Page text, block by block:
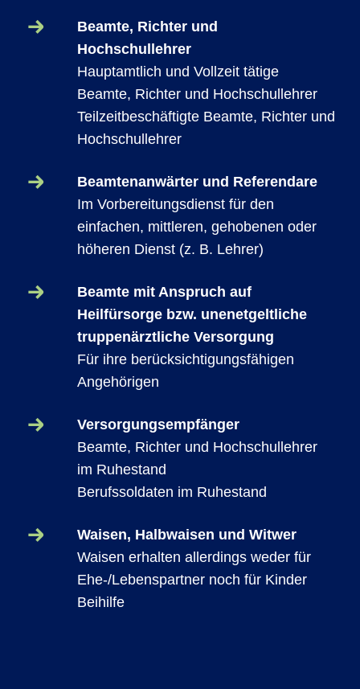
Beamte, Richter und
Hochschullehrer
Hauptamtlich und Vollzeit tätige
Beamte, Richter und Hochschullehrer
Teilzeitbeschäftigte Beamte, Richter und
Hochschullehrer
Beamtenanwärter und Referendare
Im Vorbereitungsdienst für den
einfachen, mittleren, gehobenen oder
höheren Dienst (z. B. Lehrer)
Beamte mit Anspruch auf
Heilfürsorge bzw. unenetgeltliche
truppenärztliche Versorgung
Für ihre berücksichtigungsfähigen
Angehörigen
Versorgungsempfänger
Beamte, Richter und Hochschullehrer
im Ruhestand
Berufssoldaten im Ruhestand
Waisen, Halbwaisen und Witwer
Waisen erhalten allerdings weder für
Ehe-/Lebenspartner noch für Kinder
Beihilfe